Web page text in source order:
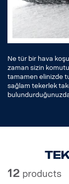
Ne tür bir hava
zaman sizin
tamamen elinizde
sağlam tekerlek
12 products